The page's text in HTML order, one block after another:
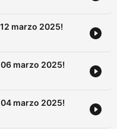
marzo 2025!
marzo 2025!
marzo 2025!